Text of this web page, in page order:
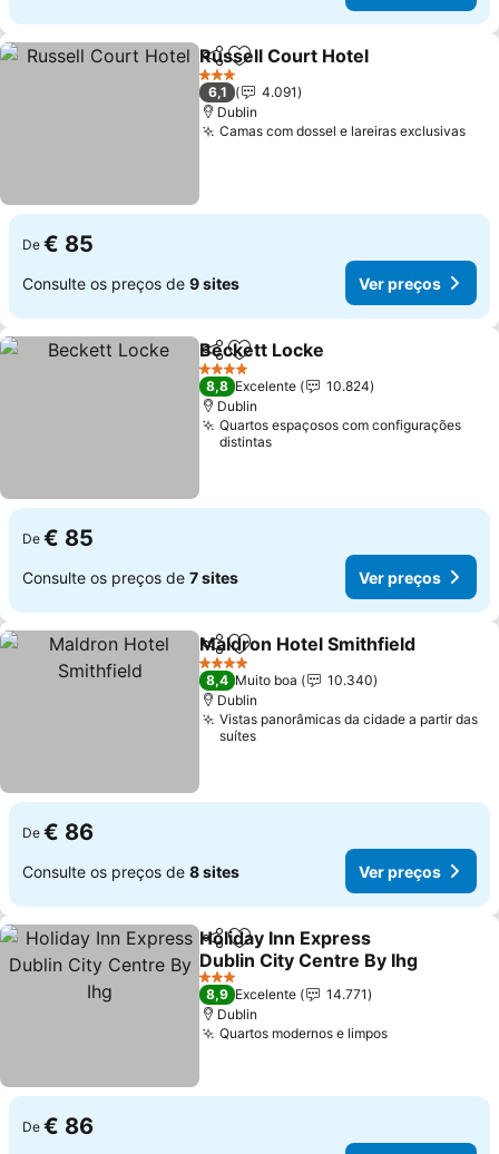
PartilharAdicionar aos favoritos
Russell Court Hotel
3 Estrelas
6,1
4.091
Dublin
Camas com dossel e lareiras exclusivas
De € 85
Consulte os preços de 9 sites Ver preços
PartilharAdicionar aos favoritos
Beckett Locke
4 Estrelas
8,8 Excelente
10.824
Dublin
Quartos espaçosos com configurações
distintas
De € 85
Consulte os preços de 7 sites Ver preços
PartilharAdicionar aos favoritos
Maldron Hotel Smithfield
4 Estrelas
8,4 Muito boa
10.340
Dublin
Vistas panorâmicas da cidade a partir das
suítes
De € 86
Consulte os preços de 8 sites Ver preços
PartilharAdicionar aos favoritos
Holiday Inn Express
Dublin City Centre By Ihg
3 Estrelas
8,9 Excelente
14.771
Dublin
Quartos modernos e limpos
De € 86